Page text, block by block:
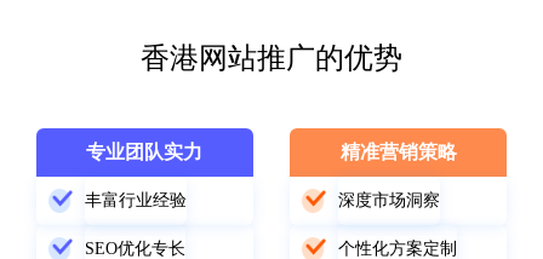
香港网站推广的优势
专业团队实力
丰富行业经验
SEO优化专长
精准营销策略
深度市场洞察
个性化方案定制
🔍 SEO优化 🎬 短视频
📍 GEO推广